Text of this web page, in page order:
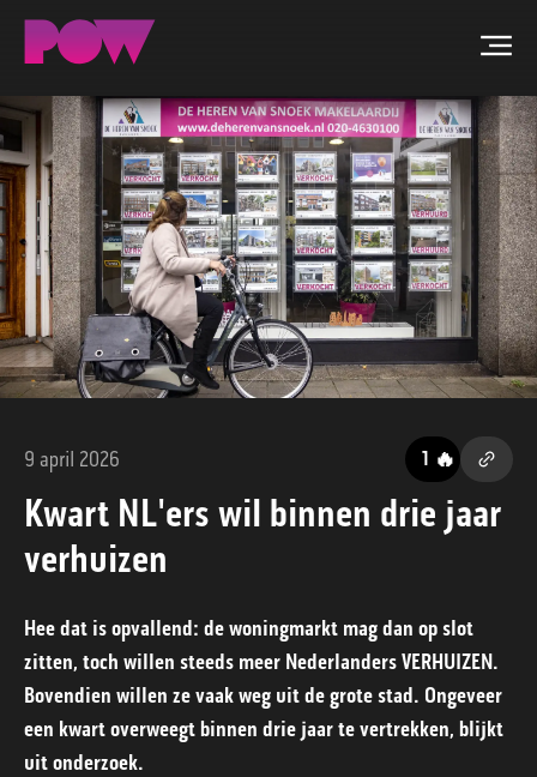
ZOEKEN
NIEUWS
PROGRAMMA'S
TIP DE REDACTIE
WORD LID
9 april 2026 1 🔥
Kwart NL'ers wil binnen drie jaar
verhuizen
Hee dat is opvallend: de woningmarkt mag dan op slot
zitten, toch willen steeds meer Nederlanders VERHUIZEN.
Bovendien willen ze vaak weg uit de grote stad. Ongeveer
een kwart overweegt binnen drie jaar te vertrekken, blijkt
uit onderzoek.